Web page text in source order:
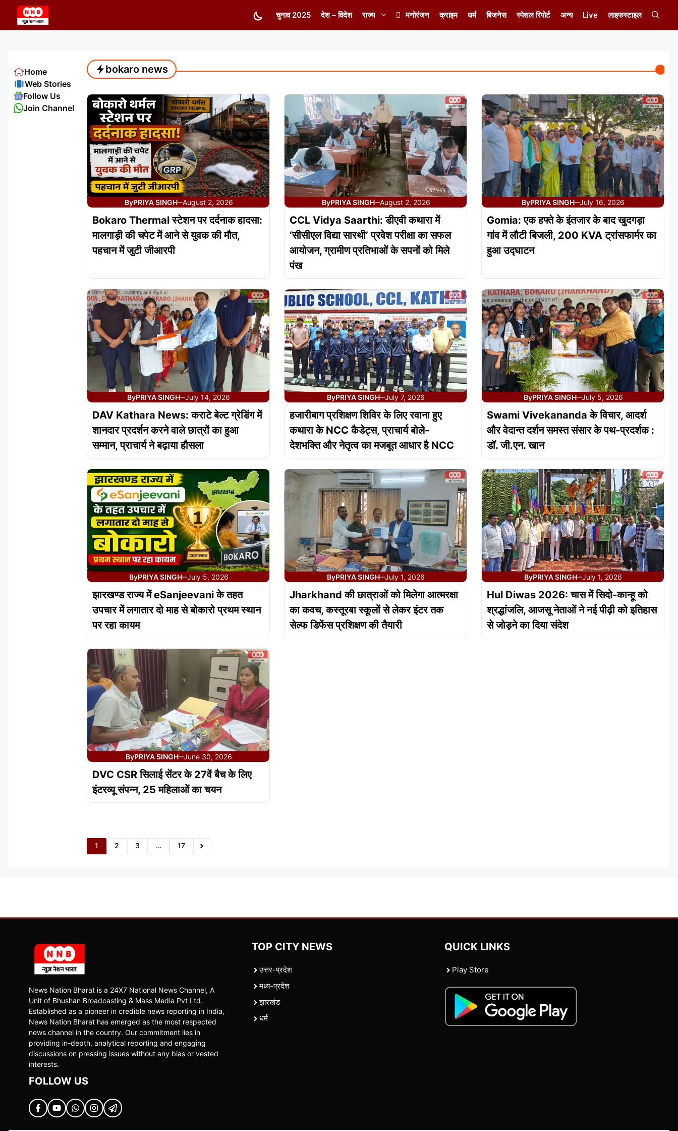
content
चुनाव 2025 देश – विदेश राज्य मनोरंजन क्राइम धर्म बिजनेस स्पेशल रिपोर्ट अन्य Live लाइफस्टाइल
bokaro news
ByPRIYA SINGH—August 2, 2026
Bokaro Thermal स्टेशन पर दर्दनाक हादसा:
मालगाड़ी की चपेट में आने से युवक की मौत,
पहचान में जुटी जीआरपी
ByPRIYA SINGH—August 2, 2026
CCL Vidya Saarthi: डीएवी कथारा में
‘सीसीएल विद्या सारथी’ प्रवेश परीक्षा का सफल
आयोजन, ग्रामीण प्रतिभाओं के सपनों को मिले
पंख
ByPRIYA SINGH—July 16, 2026
Gomia: एक हफ्ते के इंतजार के बाद खुदगड़ा
गांव में लौटी बिजली, 200 KVA ट्रांसफार्मर का
हुआ उद्घाटन
ByPRIYA SINGH—July 14, 2026
DAV Kathara News: कराटे बेल्ट ग्रेडिंग में
शानदार प्रदर्शन करने वाले छात्रों का हुआ
सम्मान, प्राचार्य ने बढ़ाया हौसला
ByPRIYA SINGH—July 7, 2026
हजारीबाग प्रशिक्षण शिविर के लिए रवाना हुए
कथारा के NCC कैडेट्स, प्राचार्य बोले-
देशभक्ति और नेतृत्व का मजबूत आधार है NCC
ByPRIYA SINGH—July 5, 2026
Swami Vivekananda के विचार, आदर्श
और वेदान्त दर्शन समस्त संसार के पथ-प्रदर्शक :
डॉ. जी.एन. खान
ByPRIYA SINGH—July 5, 2026
झारखण्ड राज्य में eSanjeevani के तहत
उपचार में लगातार दो माह से बोकारो प्रथम स्थान
पर रहा कायम
ByPRIYA SINGH—July 1, 2026
Jharkhand की छात्राओं को मिलेगा आत्मरक्षा
का कवच, कस्तूरबा स्कूलों से लेकर इंटर तक
सेल्फ डिफेंस प्रशिक्षण की तैयारी
ByPRIYA SINGH—July 1, 2026
Hul Diwas 2026: चास में सिदो-कान्हू को
श्रद्धांजलि, आजसू नेताओं ने नई पीढ़ी को इतिहास
से जोड़ने का दिया संदेश
ByPRIYA SINGH—June 30, 2026
DVC CSR सिलाई सेंटर के 27वें बैच के लिए
इंटरव्यू संपन्न, 25 महिलाओं का चयन
1 2 3 … 17
Home
Web Stories
Follow Us
Join Channel
News Nation Bharat is a 24X7 National News Channel, A
Unit of Bhushan Broadcasting & Mass Media Pvt Ltd.
Established as a pioneer in credible news reporting in India,
News Nation Bharat has emerged as the most respected
news channel in the country. Our commitment lies in
providing in-depth, analytical reporting and engaging
discussions on pressing issues without any bias or vested
interests.
FOLLOW US
TOP CITY NEWS
उत्तर-प्रदेश
मध्य-प्रदेश
झारखंड
धर्म
QUICK LINKS
Play Store